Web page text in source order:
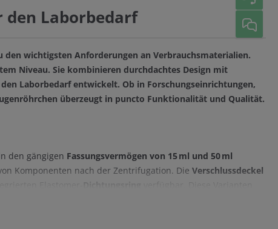
Laborbedarf
wichtigsten Anforderungen an Verbrauchsmaterialien.
Niveau. Sie kombinieren durchdachtes Design mit
Laborbedarf entwickelt. Ob in Forschungseinrichtungen,
überzeugt in puncto Funktionalität und Qualität.
den gängigen Fassungsvermögen von 15ml und 50ml
Komponenten nach der Zentrifugation. Die Verschlussdeckel
Dichtungsring
im Labor.